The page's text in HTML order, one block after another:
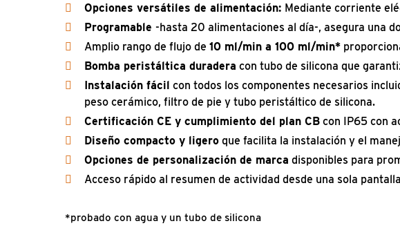
Opciones versátiles de alimentación: Mediante corriente
Programable -hasta 20 alimentaciones al día-, asegura una
Amplio rango de flujo de 10 ml/min a 100 ml/min*
Bomba peristáltica duradera con tubo de silicona que
Instalación fácil con todos los componentes necesarios
peso cerámico, filtro de pie y tubo peristáltico de silicona.
Certificación CE y cumplimiento del plan CB con IP65 con
Diseño compacto y ligero que facilita la instalación y el
Opciones de personalización de marca disponibles para
Acceso rápido al resumen de actividad desde una sola
*probado con agua y un tubo de silicona